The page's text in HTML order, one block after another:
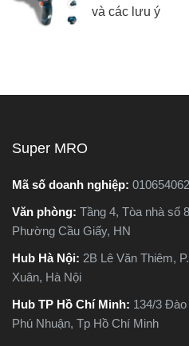
và các lưu ý
Super MRO
Mã số doanh nghiệp:
Văn phòng: Tầng 4, Tòa nhà số
Phường Cầu Giấy, HN
Hub Hà Nội: 2B Lê Văn Thiêm,
Xuân, Hà Nội
Hub TP Hồ Chí Minh: 134/3
Phú Nhuận, Tp Hồ Chí Minh